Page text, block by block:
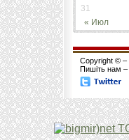
« Июл
31
Copyright © –
Пишіть нам –